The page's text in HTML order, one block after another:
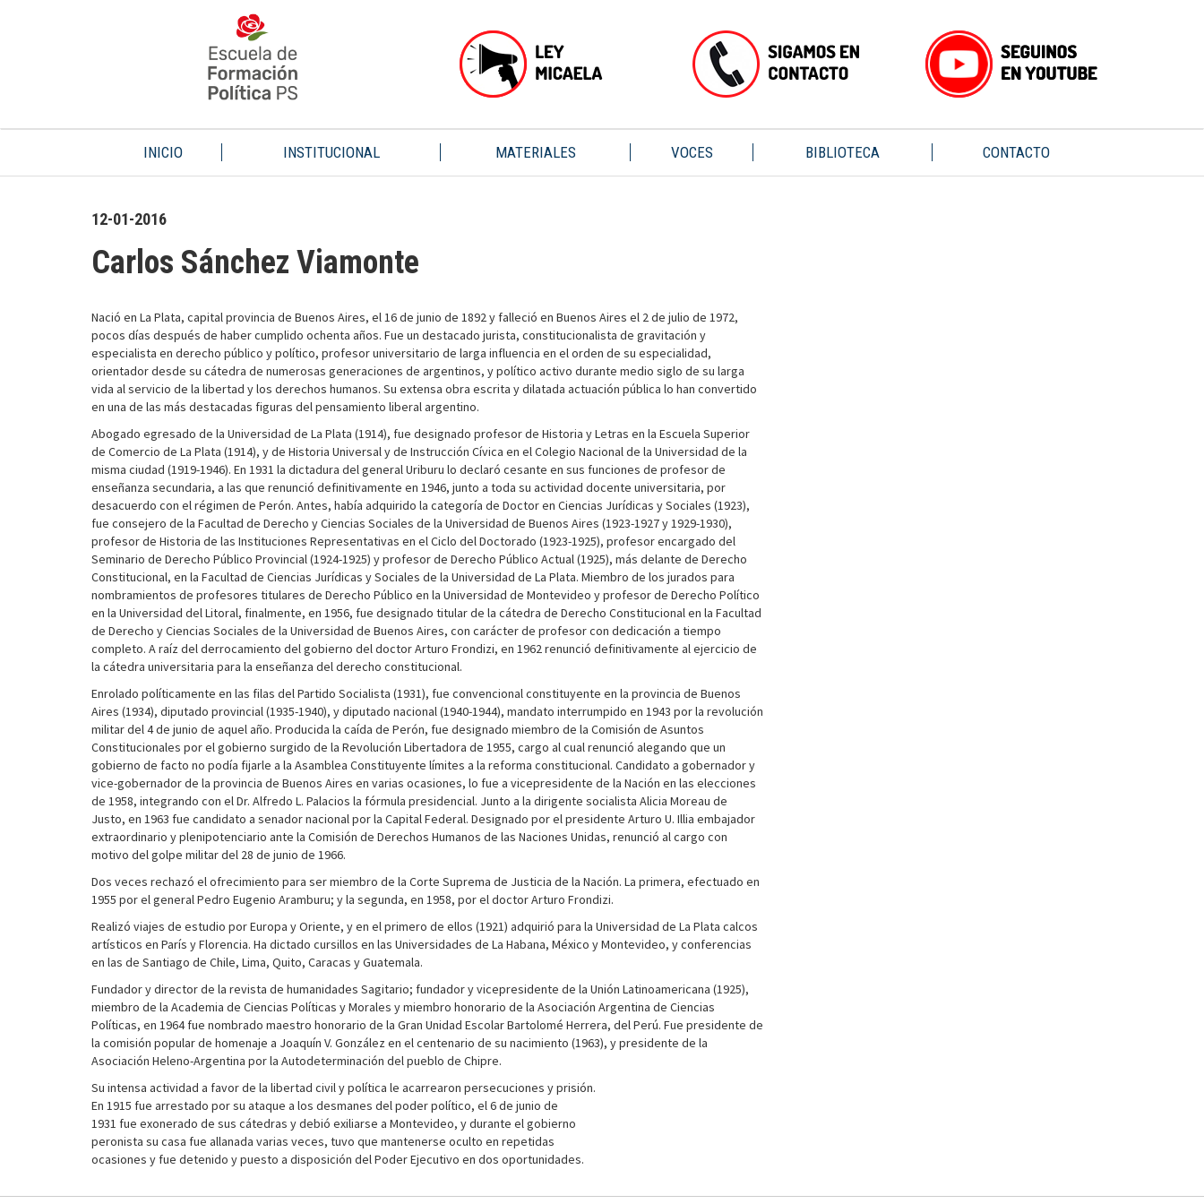
INICIO INSTITUCIONAL MATERIALES VOCES BIBLIOTECA CONTACTO
12-01-2016
Carlos Sánchez Viamonte
Nació en La Plata, capital provincia de Buenos Aires, el 16 de junio de 1892 y falleció en Buenos Aires el 2 de julio de 1972,
pocos días después de haber cumplido ochenta años. Fue un destacado jurista, constitucionalista de gravitación y
especialista en derecho público y político, profesor universitario de larga influencia en el orden de su especialidad,
orientador desde su cátedra de numerosas generaciones de argentinos, y político activo durante medio siglo de su larga
vida al servicio de la libertad y los derechos humanos. Su extensa obra escrita y dilatada actuación pública lo han convertido
en una de las más destacadas figuras del pensamiento liberal argentino.
Abogado egresado de la Universidad de La Plata (1914), fue designado profesor de Historia y Letras en la Escuela Superior
de Comercio de La Plata (1914), y de Historia Universal y de Instrucción Cívica en el Colegio Nacional de la Universidad de la
misma ciudad (1919-1946). En 1931 la dictadura del general Uriburu lo declaró cesante en sus funciones de profesor de
enseñanza secundaria, a las que renunció definitivamente en 1946, junto a toda su actividad docente universitaria, por
desacuerdo con el régimen de Perón. Antes, había adquirido la categoría de Doctor en Ciencias Jurídicas y Sociales (1923),
fue consejero de la Facultad de Derecho y Ciencias Sociales de la Universidad de Buenos Aires (1923-1927 y 1929-1930),
profesor de Historia de las Instituciones Representativas en el Ciclo del Doctorado (1923-1925), profesor encargado del
Seminario de Derecho Público Provincial (1924-1925) y profesor de Derecho Público Actual (1925), más delante de Derecho
Constitucional, en la Facultad de Ciencias Jurídicas y Sociales de la Universidad de La Plata. Miembro de los jurados para
nombramientos de profesores titulares de Derecho Público en la Universidad de Montevideo y profesor de Derecho Político
en la Universidad del Litoral, finalmente, en 1956, fue designado titular de la cátedra de Derecho Constitucional en la Facultad
de Derecho y Ciencias Sociales de la Universidad de Buenos Aires, con carácter de profesor con dedicación a tiempo
completo. A raíz del derrocamiento del gobierno del doctor Arturo Frondizi, en 1962 renunció definitivamente al ejercicio de
la cátedra universitaria para la enseñanza del derecho constitucional.
Enrolado políticamente en las filas del Partido Socialista (1931), fue convencional constituyente en la provincia de Buenos
Aires (1934), diputado provincial (1935-1940), y diputado nacional (1940-1944), mandato interrumpido en 1943 por la revolución
militar del 4 de junio de aquel año. Producida la caída de Perón, fue designado miembro de la Comisión de Asuntos
Constitucionales por el gobierno surgido de la Revolución Libertadora de 1955, cargo al cual renunció alegando que un
gobierno de facto no podía fijarle a la Asamblea Constituyente límites a la reforma constitucional. Candidato a gobernador y
vice-gobernador de la provincia de Buenos Aires en varias ocasiones, lo fue a vicepresidente de la Nación en las elecciones
de 1958, integrando con el Dr. Alfredo L. Palacios la fórmula presidencial. Junto a la dirigente socialista Alicia Moreau de
Justo, en 1963 fue candidato a senador nacional por la Capital Federal. Designado por el presidente Arturo U. Illia embajador
extraordinario y plenipotenciario ante la Comisión de Derechos Humanos de las Naciones Unidas, renunció al cargo con
motivo del golpe militar del 28 de junio de 1966.
Dos veces rechazó el ofrecimiento para ser miembro de la Corte Suprema de Justicia de la Nación. La primera, efectuado en
1955 por el general Pedro Eugenio Aramburu; y la segunda, en 1958, por el doctor Arturo Frondizi.
Realizó viajes de estudio por Europa y Oriente, y en el primero de ellos (1921) adquirió para la Universidad de La Plata calcos
artísticos en París y Florencia. Ha dictado cursillos en las Universidades de La Habana, México y Montevideo, y conferencias
en las de Santiago de Chile, Lima, Quito, Caracas y Guatemala.
Fundador y director de la revista de humanidades Sagitario; fundador y vicepresidente de la Unión Latinoamericana (1925),
miembro de la Academia de Ciencias Políticas y Morales y miembro honorario de la Asociación Argentina de Ciencias
Políticas, en 1964 fue nombrado maestro honorario de la Gran Unidad Escolar Bartolomé Herrera, del Perú. Fue presidente de
la comisión popular de homenaje a Joaquín V. González en el centenario de su nacimiento (1963), y presidente de la
Asociación Heleno-Argentina por la Autodeterminación del pueblo de Chipre.
Su intensa actividad a favor de la libertad civil y política le acarrearon persecuciones y prisión.
En 1915 fue arrestado por su ataque a los desmanes del poder político, el 6 de junio de
1931 fue exonerado de sus cátedras y debió exiliarse a Montevideo, y durante el gobierno
peronista su casa fue allanada varias veces, tuvo que mantenerse oculto en repetidas
ocasiones y fue detenido y puesto a disposición del Poder Ejecutivo en dos oportunidades.